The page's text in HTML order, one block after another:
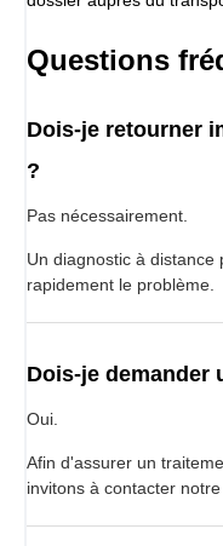
Questions
Dois-je retourner
?
Pas nécessairement.
Un diagnostic à
rapidement le problème.
Dois-je demander
Oui.
Afin d'assurer un
invitons à contacter